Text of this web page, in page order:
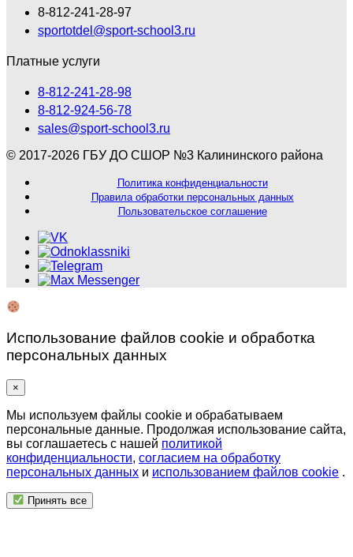
8-812-241-28-97
sportotdel@sport-school3.ru
Платные услуги
8-812-241-28-98
8-812-924-56-78
sales@sport-school3.ru
© 2017-2026 ГБУ ДО СШОР №3 Калининского района
Политика конфиденциальности
Правила обработки персональных данных
Пользовательское соглашение
Использование файлов cookie и обработка
персональных данных
×
Мы используем файлы cookie и обрабатываем
персональные данные. Продолжая использование сайта,
вы соглашаетесь с нашей политикой
конфиденциальности, согласием на обработку
персональных данных и использованием файлов cookie .
Принять все